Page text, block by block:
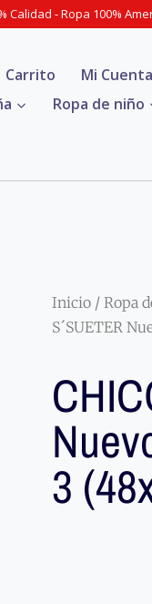
Calidad - Ropa 100%
Carrito Mi Cuenta
Ropa de niño
Inicio / Ropa
S´SUETER
3